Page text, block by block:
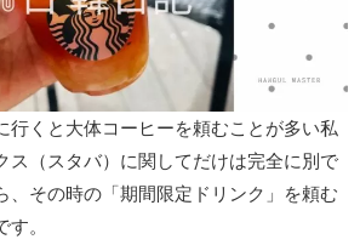
行くと大体コーヒーを頼むことが多い私
ス（スタバ）に関してだけは完全に別で
、その時の「期間限定ドリンク」を頼む
す。